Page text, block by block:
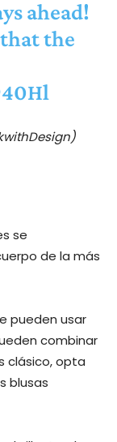
ahead!
the
se
de la más
pueden usar
combinar
clásico, opta
blusas